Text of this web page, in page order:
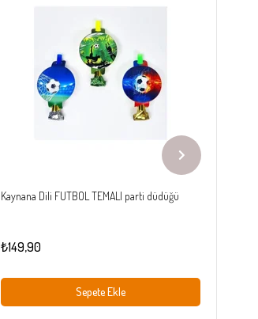
Kaynana Dili FUTBOL TEMALI parti düdüğü
₺149,90
Sepete Ekle